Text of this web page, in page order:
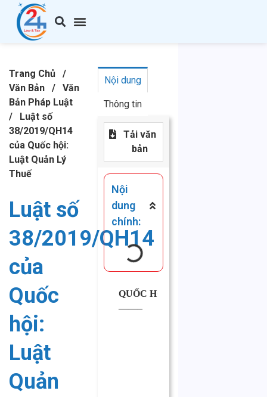
Trang Chủ
/
Văn Bản
/
Văn
Bản Pháp Luật
/
Luật số
38/2019/QH14
của Quốc hội:
Luật Quản Lý
Thuế
Luật số
38/2019/QH14
của
Quốc
hội:
Luật
Quản
Nội dung
Thông tin
Tải văn
bản
Nội
dung
chính:
QUỐC HỘI
——–